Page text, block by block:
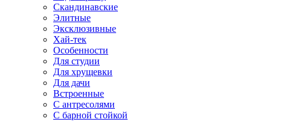
Скандинавские
Элитные
Эксклюзивные
Хай-тек
Особенности
Для студии
Для хрущевки
Для дачи
Встроенные
С антресолями
С барной стойкой